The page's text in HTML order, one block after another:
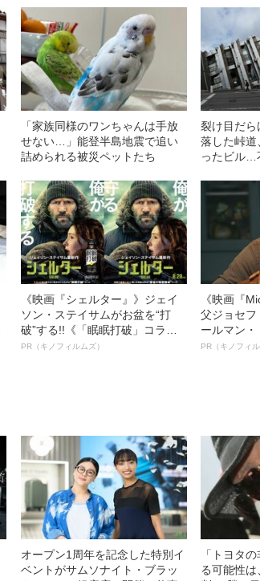
「家族同様のワンちゃんは手放
せない…」能登半島地震で追い
詰められる被災ペットたち
裂け目だ
落した峠道
ったビル…
《映画『シェルター』》ジェイ
ソン・ステイサムがお盆を“打
破”する!!《「眠眠打破」コラ
ボ》
PR（キノフィルムズ）
《映画『
父ジョセフ
ールマン・
ルインタビ
PR（キノフィル
オープン1周年を記念した特別イ
ベントがサムソナイト・ブラッ
「トヨタ
る可能性